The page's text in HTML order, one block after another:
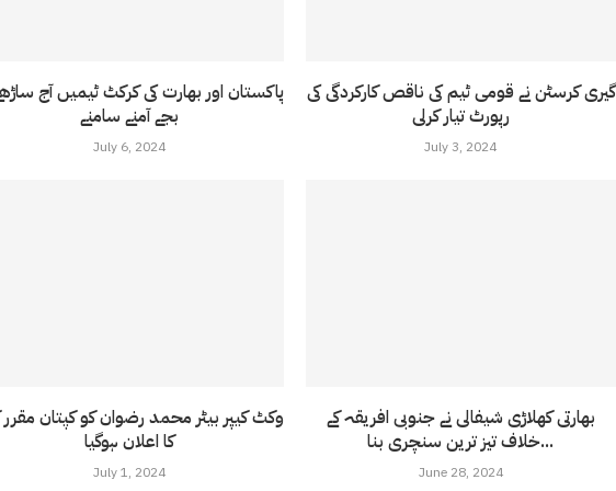
بجے آمنے سامنے
July 6, 2024
گیری کرسٹن نے قومی ٹیم کی ناقص کارکردگی کی
رپورٹ تیار کرلی
July 3, 2024
وکٹ کیپر بیٹر محمد رضوان کو کپتان مقرر
کا اعلان ہوگیا
July 1, 2024
بھارتی کھلاڑی شیفالی نے جنوبی افریقہ کے
خلاف تیز ترین سنچری بنا...
June 28, 2024